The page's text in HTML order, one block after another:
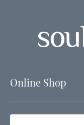
Online Shop